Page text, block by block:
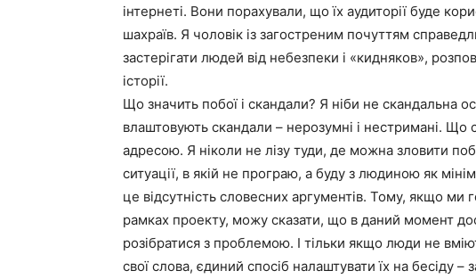
інтернеті. Вони порахували, що їх аудиторії буде
шахраїв. Я чоловік із загостреним почуттям
застерігати людей від небезпеки і «кидняков»,
історії.
Що значить побої і скандали? Я ніби не скандальна
влаштовують скандали – нерозумні і нестримані. Що
адресою. Я ніколи не лізу туди, де можна зловити
ситуації, в якій не програю, а буду з людиною як
це відсутність словесних аргументів. Тому, якщо ми
рамках проекту, можу сказати, що в даний момент
розібратися з проблемою. І тільки якщо люди не
свої слова, єдиний спосіб налаштувати їх на бесіду –